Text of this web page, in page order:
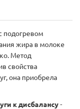
подогревом
жира в молоке
Метод
свойства
она приобрела
к дисбалансу-